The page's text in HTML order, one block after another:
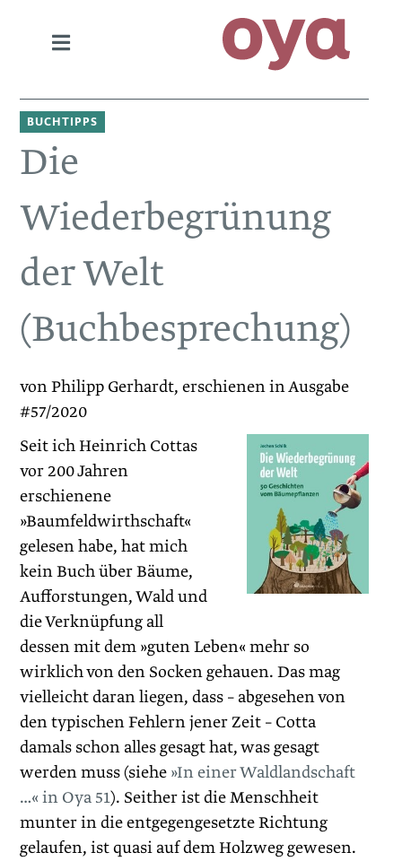
BUCHTIPPS
Die
Wiederbegrünung
der Welt
(Buchbesprechung)
von Philipp Gerhardt, erschienen in Ausgabe
#57/2020
Seit ich Heinrich Cottas
vor 200 Jahren
erschienene
»Baumfeldwirthschaft«
gelesen habe, hat mich
kein Buch über Bäume,
Aufforstungen, Wald und
die Verknüpfung all
dessen mit dem »guten Leben« mehr so
wirklich von den Socken gehauen. Das mag
vielleicht daran liegen, dass – abgesehen von
den typischen Fehlern jener Zeit – Cotta
damals schon alles gesagt hat, was gesagt
werden muss (siehe »In einer Waldlandschaft
…« in Oya 51). Seither ist die Menschheit
munter in die entgegengesetzte Richtung
gelaufen, ist quasi auf dem Holzweg gewesen.